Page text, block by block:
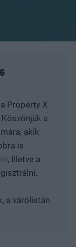
Property X
a
akik
is
, Illetve a
a várólistán